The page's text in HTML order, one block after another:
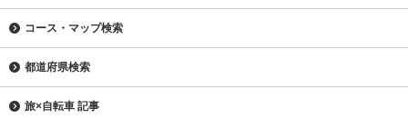
コース・マップ検索
都道府県検索
旅×自転車 記事